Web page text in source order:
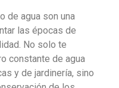
de agua son una
las épocas de
No solo te
constante de agua
y de jardinería, sino